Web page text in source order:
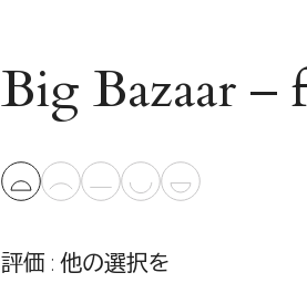
Big Bazaar –
評価 : 他の選択を